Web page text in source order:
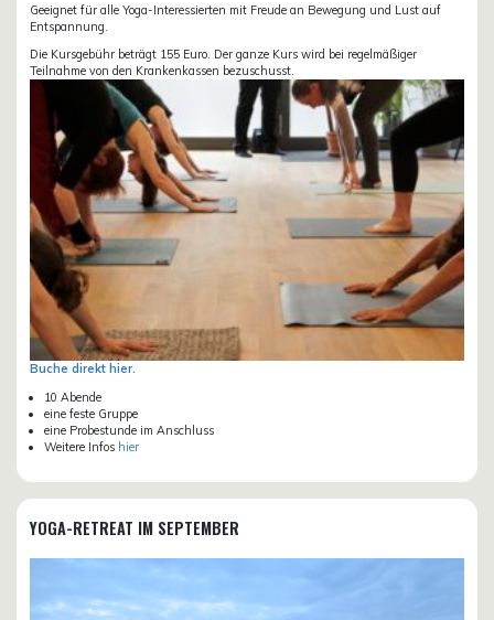
Geeignet für alle Yoga-Interessierten mit Freude an Bewegung und Lust auf
Entspannung.
Die Kursgebühr beträgt 155 Euro. Der ganze Kurs wird bei regelmäßiger
Teilnahme von den Krankenkassen bezuschusst.
Buche direkt hier.
10 Abende
eine feste Gruppe
eine Probestunde im Anschluss
Weitere Infos hier
YOGA-RETREAT IM SEPTEMBER